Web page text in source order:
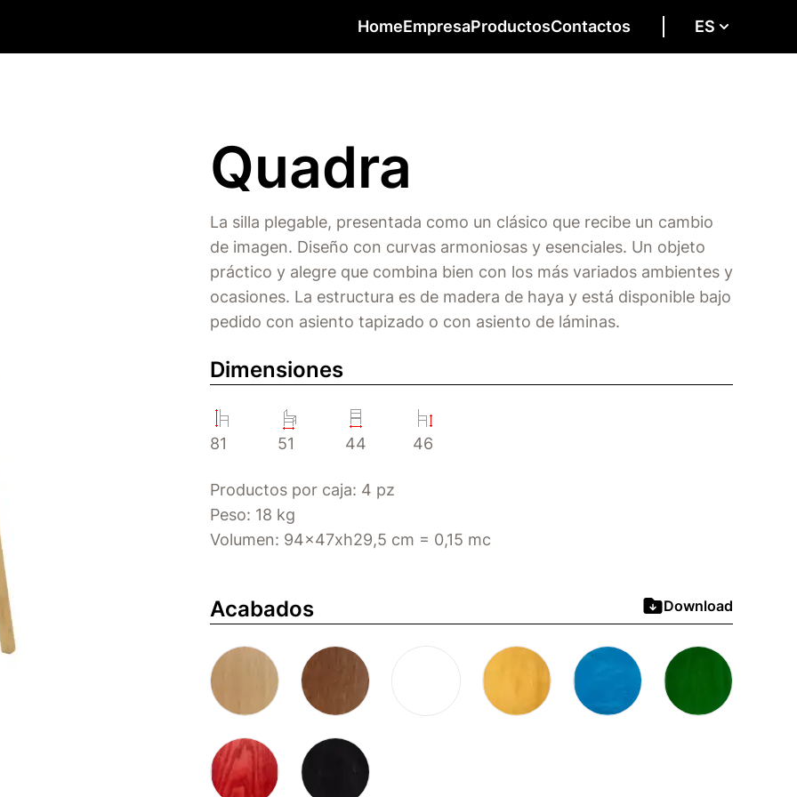
HomeEmpresaProductosContactos ES
Quadra
La silla plegable, presentada como un clásico que recibe un cambio
de imagen. Diseño con curvas armoniosas y esenciales. Un objeto
práctico y alegre que combina bien con los más variados ambientes y
ocasiones. La estructura es de madera de haya y está disponible bajo
pedido con asiento tapizado o con asiento de láminas.
Dimensiones
81 51 44 46
Productos por caja: 4 pz
Peso: 18 kg
Volumen: 94x47xh29,5 cm = 0,15 mc
Acabados Download